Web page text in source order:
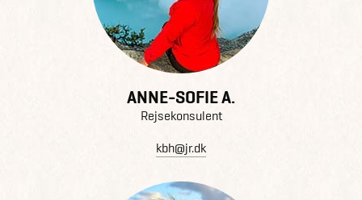
ANNE-SOFIE A.
Rejsekonsulent
kbh@jr.dk